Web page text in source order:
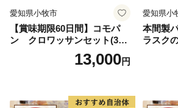
愛知県小牧市
【賞味期限60日間】コモパ
ン クロワッサンセット(30
個入り)／災害用備蓄 保存食
非常食 防災グッズにも
13,000円
愛知県小
本間製
ラスク